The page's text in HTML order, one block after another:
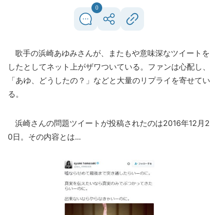
0
歌手の浜崎あゆみさんが、またもや意味深なツイートを
したとしてネット上がザワついている。ファンは心配し、
「あゆ、どうしたの？」などと大量のリプライを寄せてい
る。
浜崎さんの問題ツイートが投稿されたのは2016年12月2
0日。その内容とは...